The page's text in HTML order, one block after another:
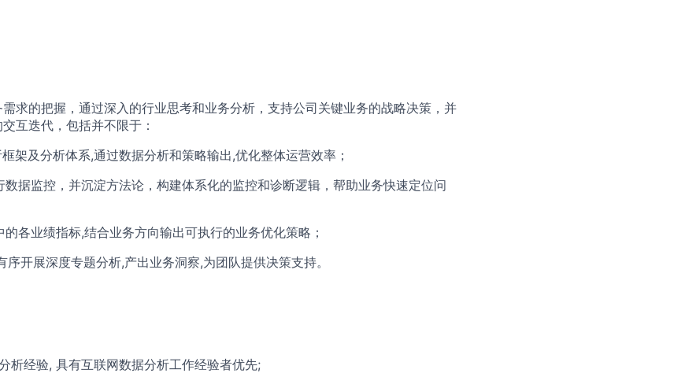
求的把握，通过深入的行业思考和业务分析，支持公司关键业务的战略决策，并
互迭代，包括并不限于：
架及分析体系,通过数据分析和策略输出,优化整体运营效率；
据监控，并沉淀方法论，构建体系化的监控和诊断逻辑，帮助业务快速定位问
各业绩指标,结合业务方向输出可执行的业务优化策略；
序开展深度专题分析,产出业务洞察,为团队提供决策支持。
析经验, 具有互联网数据分析工作经验者优先;